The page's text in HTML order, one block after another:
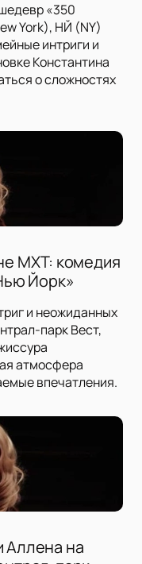
«350
York), НЙ (NY)
интриги и
Константина
о сложностях
МХТ: комедия
Йорк»
и неожиданных
парк Вест,
атмосфера
впечатления.
Аллена на